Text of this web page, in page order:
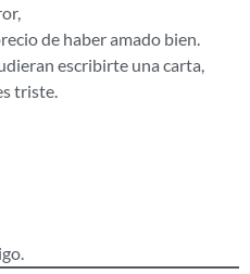
de haber amado bien.
escribirte una carta,
triste.